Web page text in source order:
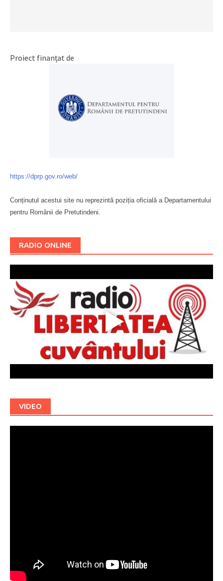
Proiect finanțat de
https://dprp.gov.ro/web/
Conținutul acestui site nu reprezintă poziția oficială a Departamentului
pentru Românii de Pretutindeni.
RADIO ONLINE
VIDEO